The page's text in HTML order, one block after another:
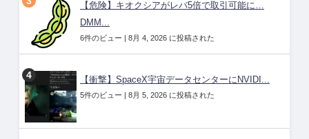
【危険】キオクシアがレバ5倍で取引可能に…
DMM...
6件のビュー | 8月 4, 2026 に投稿された
【衝撃】SpaceX宇宙データセンターにNVIDI...
5件のビュー | 8月 5, 2026 に投稿された